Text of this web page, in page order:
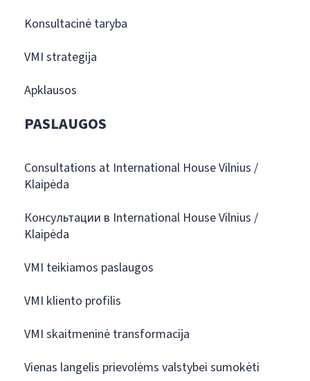
Konsultacinė taryba
VMI strategija
Apklausos
PASLAUGOS
Consultations at International House Vilnius /
Klaipėda
Консультации в International House Vilnius /
Klaipėda
VMI teikiamos paslaugos
VMI kliento profilis
VMI skaitmeninė transformacija
Vienas langelis prievolėms valstybei sumokėti